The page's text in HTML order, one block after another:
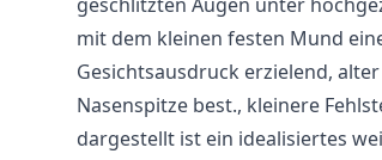
mit dem kleinen festen Mund
Gesichtsausdruck erzielend,
Nasenspitze best., kleinere
dargestellt ist ein idealisiertes